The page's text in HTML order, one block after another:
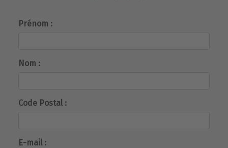
Prénom :
Nom :
Code Postal :
E-mail :